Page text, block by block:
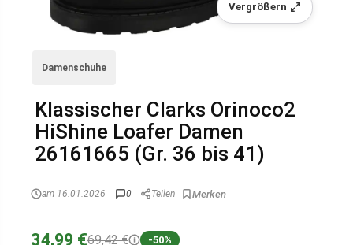
Vergrößern
Damenschuhe
Klassischer Clarks Orinoco2
HiShine Loafer Damen
26161665 (Gr. 36 bis 41)
am 16.01.2026 0 Teilen
34,99 €69,42 € -50%